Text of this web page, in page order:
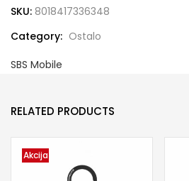
SKU: 8018417336348
Category: Ostalo
SBS Mobile
RELATED PRODUCTS
Akcija